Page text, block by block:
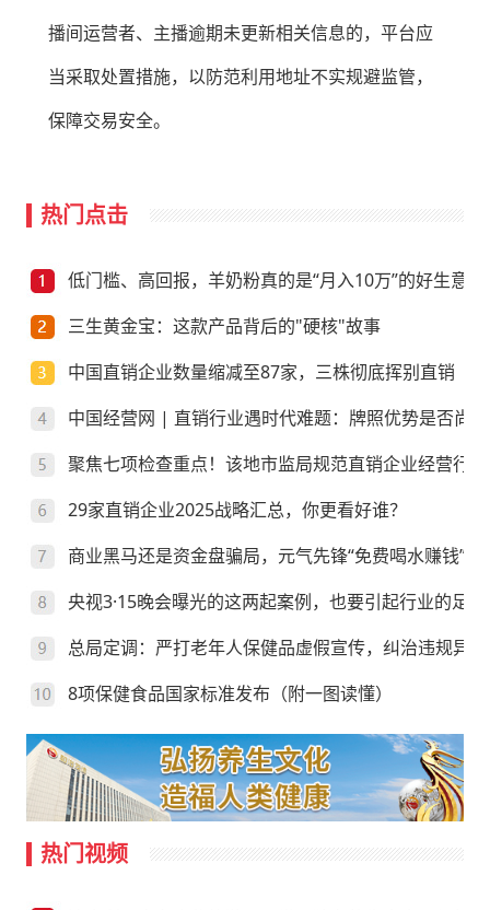
播间运营者、主播逾期未更新相关信息的，平台应
当采取处置措施，以防范利用地址不实规避监管，
保障交易安全。
热门点击
低门槛、高回报，羊奶粉真的是“月入10万”的好生意？
三生黄金宝：这款产品背后的"硬核"故事
中国直销企业数量缩减至87家，三株彻底挥别直销
中国经营网 | 直销行业遇时代难题：牌照优势是否尚存
聚焦七项检查重点！该地市监局规范直销企业经营行为
29家直销企业2025战略汇总，你更看好谁？
商业黑马还是资金盘骗局，元气先锋“免费喝水赚钱”靠
央视3·15晚会曝光的这两起案例，也要引起行业的足
总局定调：严打老年人保健品虚假宣传，纠治违规异
8项保健食品国家标准发布（附一图读懂）
热门视频